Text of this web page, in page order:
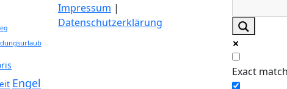
Engel
Impressum |
Datenschutzerklärung
Exact